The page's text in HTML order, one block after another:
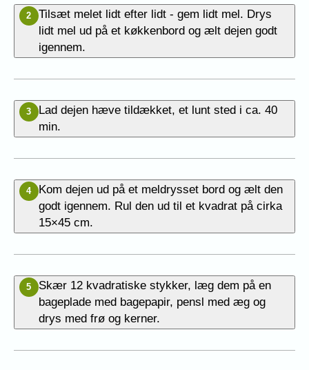
2
Tilsæt melet lidt efter lidt - gem lidt mel. Drys
lidt mel ud på et køkkenbord og ælt dejen godt
igennem.
3
Lad dejen hæve tildækket, et lunt sted i ca. 40
min.
4
Kom dejen ud på et meldrysset bord og ælt den
godt igennem. Rul den ud til et kvadrat på cirka
15×45 cm.
5
Skær 12 kvadratiske stykker, læg dem på en
bageplade med bagepapir, pensl med æg og
drys med frø og kerner.